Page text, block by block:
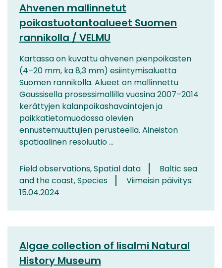
Ahvenen mallinnetut
poikastuotantoalueet Suomen
rannikolla / VELMU
Kartassa on kuvattu ahvenen pienpoikasten
(4–20 mm, ka 8,3 mm) esiintymisaluetta
Suomen rannikolla. Alueet on mallinnettu
Gaussisella prosessimallilla vuosina 2007–2014
kerättyjen kalanpoikashavaintojen ja
paikkatietomuodossa olevien
ennustemuuttujien perusteella. Aineiston
spatiaalinen resoluutio ...
Field observations, Spatial data
Baltic sea
and the coast, Species
Viimeisin päivitys:
15.04.2024
Algae collection of Iisalmi Natural
History Museum